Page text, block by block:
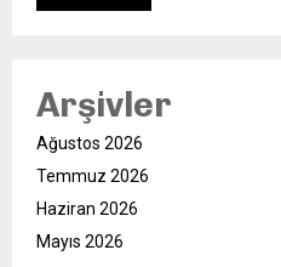
Arşivler
Ağustos 2026
Temmuz 2026
Haziran 2026
Mayıs 2026